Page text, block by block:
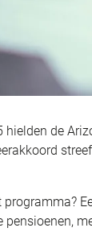
hielden de
programma?
pensioenen,